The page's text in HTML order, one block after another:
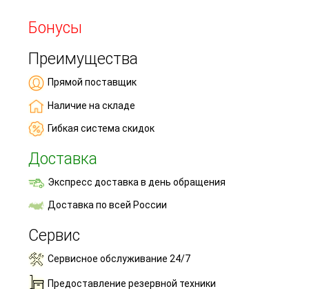
Бонусы
Преимущества
Прямой поставщик
Наличие на складе
Гибкая система скидок
Доставка
Экспресс доставка в день обращения
Доставка по всей России
Сервис
Сервисное обслуживание 24/7
Предоставление резервной техники